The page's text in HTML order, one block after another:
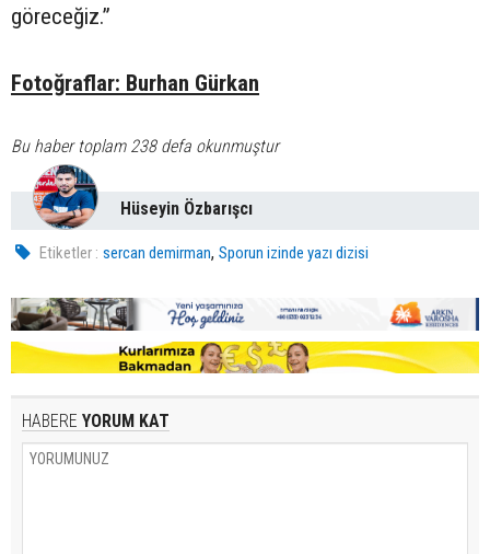
göreceğiz.”
Fotoğraflar: Burhan Gürkan
Bu haber toplam 238 defa okunmuştur
Hüseyin Özbarışcı
Etiketler : sercan demirman,Sporun izinde yazı dizisi
HABERE YORUM KAT